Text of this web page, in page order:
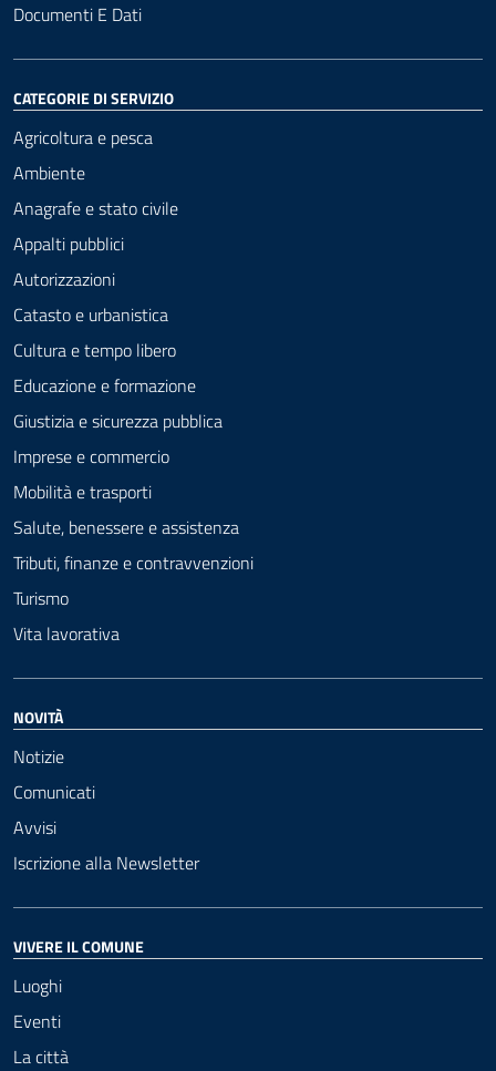
Documenti E Dati
CATEGORIE DI SERVIZIO
Agricoltura e pesca
Ambiente
Anagrafe e stato civile
Appalti pubblici
Autorizzazioni
Catasto e urbanistica
Cultura e tempo libero
Educazione e formazione
Giustizia e sicurezza pubblica
Imprese e commercio
Mobilità e trasporti
Salute, benessere e assistenza
Tributi, finanze e contravvenzioni
Turismo
Vita lavorativa
NOVITÀ
Notizie
Comunicati
Avvisi
Iscrizione alla Newsletter
VIVERE IL COMUNE
Luoghi
Eventi
La città